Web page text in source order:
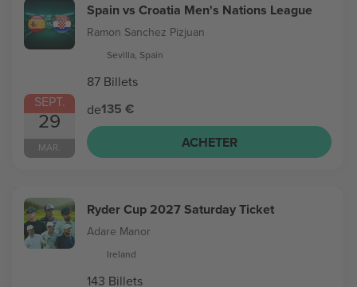
SEPT.
29
MAR.
Spain vs Croatia Men's Nations League
Ramon Sanchez Pizjuan
Sevilla, Spain
87 Billets
de135 €
ACHETER
Ryder Cup 2027 Saturday Ticket
Adare Manor
Ireland
143 Billets